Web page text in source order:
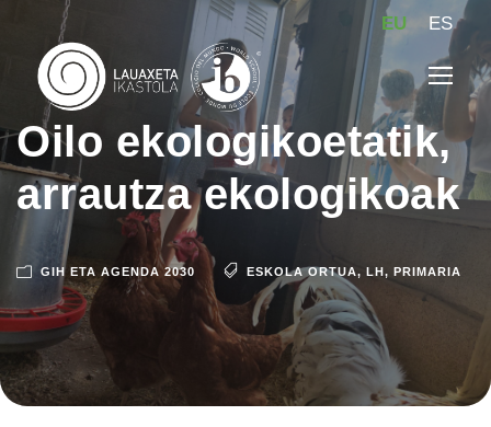
EU ES
Oilo ekologikoetatik,
arrautza ekologikoak
GIH ETA AGENDA 2030 ESKOLA ORTUA, LH, PRIMARIA